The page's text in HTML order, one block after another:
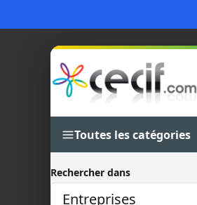
Toutes les catégories
Rechercher dans